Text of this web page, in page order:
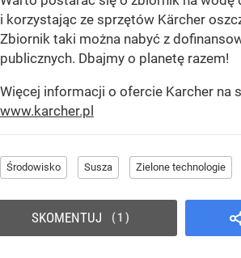
i korzystając ze sprzętów Kärcher
Zbiornik taki można nabyć z
publicznych. Dbajmy o planetę razem!
Więcej informacji o ofercie Karcher na
www.karcher.pl
Środowisko Susza Zielone technologie
SKOMENTUJ 1